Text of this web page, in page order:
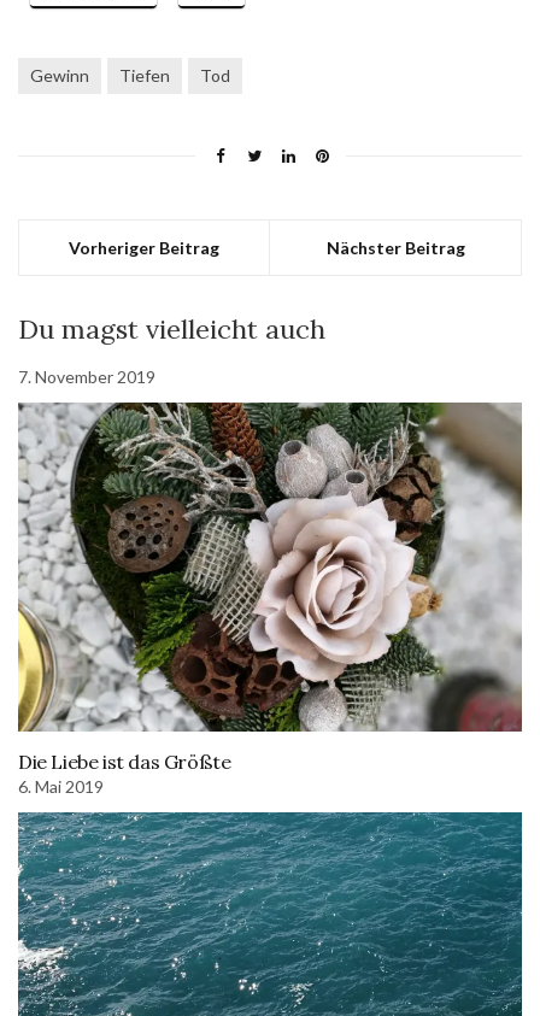
Gewinn Tiefen Tod
Vorheriger Beitrag Nächster Beitrag
Du magst vielleicht auch
7. November 2019
Die Liebe ist das Größte
6. Mai 2019